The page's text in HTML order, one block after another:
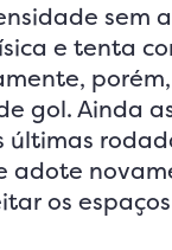
sem
e tenta
gol. Ainda
adote
os